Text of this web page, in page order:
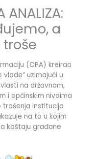
ANALIZA:
a
(CPA) kreirao
vlade” uzimajući u
na državnom,
i općinskim nivoima
trošenja institucija
na to u kojim
koštaju građane